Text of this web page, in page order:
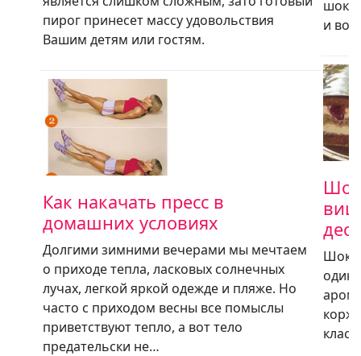
пирог принесет массу удовольствия
Вашим детям или гостям.
Как накачать пресс в
домашних условиях
Долгими зимними вечерами мы мечтаем
о приходе тепла, ласковых солнечных
лучах, легкой яркой одежде и пляже. Но
часто с приходом весны все помыслы
приветствуют тепло, а вот тело
предательски не…
и
один